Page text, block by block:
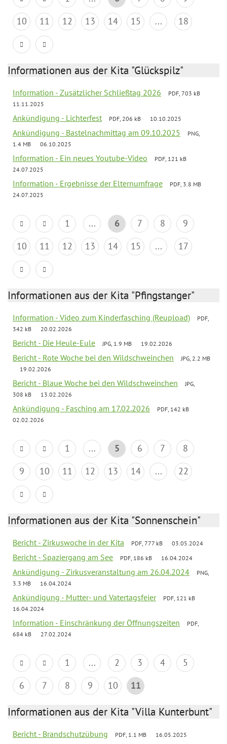
10
11 12 13 14 15 ... 18
Informationen aus der Kita "Glückspilz"
Information - Zusätzlicher Schließtag 2026
PDF, 703 kB
11.11.2025
Ankündigung - Lichterfest PDF, 206 kB 10.10.2025
Ankündigung - Bastelnachmittag am 09.10.2025
PNG,
1.4 MB
06.10.2025
Information - Ein neues Youtube-Video
PDF, 121 kB
24.07.2025
Information - Ergebnisse der Elternumfrage
PDF, 3.8 MB
24.07.2025
1 ... 6 7 8
9
10
11 12 13 14 15 ... 17
Informationen aus der Kita "Pfingstanger"
Information - Video zum Kinderfasching (Reupload)
PDF,
342 kB
20.02.2026
Bericht - Die Heule-Eule JPG, 1.9 MB 19.02.2026
Bericht - Rote Woche bei den Wildschweinchen
JPG, 2.2 MB
19.02.2026
Bericht - Blaue Woche bei den Wildschweinchen
JPG,
308 kB
13.02.2026
Ankündigung - Fasching am 17.02.2026
PDF, 142 kB
02.02.2026
1 ... 5 6 7
8
9
10 11 12 13 14 ... 22
Informationen aus der Kita "Sonnenschein"
Bericht - Zirkuswoche in der Kita PDF, 777 kB 03.05.2024
Bericht - Spaziergang am See PDF, 186 kB 16.04.2024
Ankündigung - Zirkusveranstaltung am 26.04.2024
PNG,
3.3 MB
16.04.2024
Ankündigung - Mutter- und Vatertagsfeier
PDF, 121 kB
16.04.2024
Information - Einschränkung der Öffnungszeiten
PDF,
684 kB
27.02.2024
1 ... 2 3 4
5
6
7 8 9 10 11
Informationen aus der Kita "Villa Kunterbunt"
Bericht - Brandschutzübung PDF, 1.1 MB 16.05.2025